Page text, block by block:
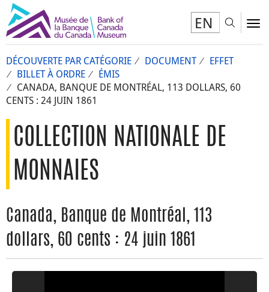
EN
DÉCOUVERTE PAR CATÉGORIE DOCUMENT
EFFET
BILLET À ORDRE
ÉMIS
CANADA, BANQUE DE MONTRÉAL, 113 DOLLARS, 60
CENTS : 24 JUIN 1861
COLLECTION NATIONALE DE
MONNAIES
Canada, Banque de Montréal, 113
dollars, 60 cents : 24 juin 1861